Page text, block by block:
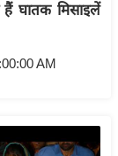
हैं घातक मिसाइलें
AM